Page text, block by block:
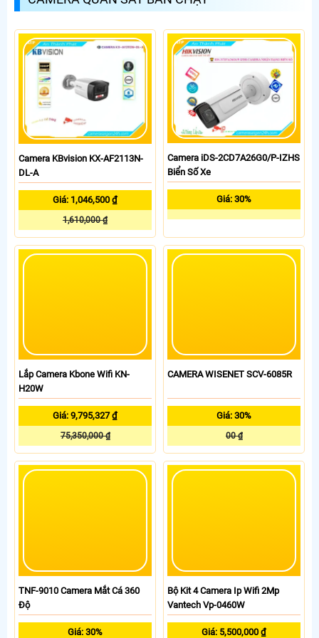
nghiên cứu phương án lắp đăt camera giao thông quy nhơn xong báo giá
Ngày: 17/06/2019nói về Giới Thiệu Công Ty
Tại sao giới thiệu 10 công ty camera tại bắc giang nhưng chẳng có công
ty nào có số điện thoại. >
Ngày: 04/09/2018
nói về Giới Thiệu Công Ty
chào anh tai: Anh liên hệ hotline để được tư vấn rõ hơn nhé!>
Ngày: 03/09/2018tainói về Giới Thiệu Công Ty
toi muon mua day cap gan camera ngoai troi xa khoan 100met tro
len,rout dong 100phan tram ,xin bao gia cho toi ,moi cuon 305m >
đầu tư giúp nhanh chóng
giải quyết vấn đề này
Camera KBvision KX-AF2113N-
DL-A
Giá: 1,046,500 ₫
1,610,000 ₫
Camera iDS-2CD7A26G0/P-IZHS
Biển Số Xe
Giá: 30%
Lắp Camera Kbone Wifi KN-
H20W
Giá: 9,795,327 ₫
75,350,000 ₫
CAMERA WISENET SCV-6085R
Giá: 30%
00 ₫
TNF-9010 Camera Mắt Cá 360
Độ
Giá: 30%
Bộ Kit 4 Camera Ip Wifi 2Mp
Vantech Vp-0460W
Giá: 5,500,000 ₫